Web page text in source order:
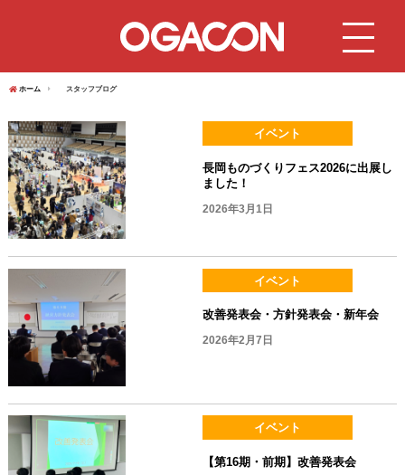
ホーム スタッフブログ
イベント
長岡ものづくりフェス2026に出展し
ました！
2026年3月1日
イベント
改善発表会・方針発表会・新年会
2026年2月7日
イベント
【第16期・前期】改善発表会